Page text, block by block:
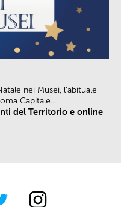
nei Musei, l’abituale
Capitale...
del Territorio e online